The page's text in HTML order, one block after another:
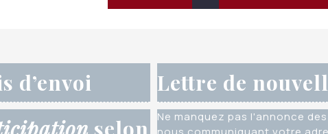
d’envoi
selon
Lettre de
Ne manquez pas l'annonce